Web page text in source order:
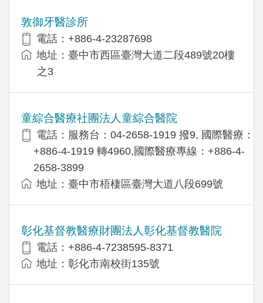
敦御牙醫診所
電話：+886-4-23287698
地址：臺中市西區臺灣大道二段489號20樓
之3
童綜合醫療社團法人童綜合醫院
電話：服務台：04-2658-1919 撥9, 國際醫療：
+886-4-1919 轉4960,國際醫療專線：+886-4-
2658-3899
地址：臺中市梧棲區臺灣大道八段699號
彰化基督教醫療財團法人彰化基督教醫院
電話：+886-4-7238595-8371
地址：彰化市南校街135號